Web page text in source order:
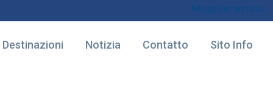
Alloggi per annunci
Destinazioni Notizia Contatto Sito Info